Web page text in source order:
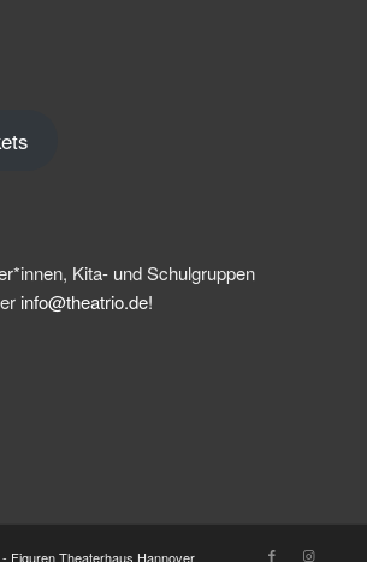
Kita- und Schulgruppen
info@theatrio.de!
Figuren Theaterhaus Hannover